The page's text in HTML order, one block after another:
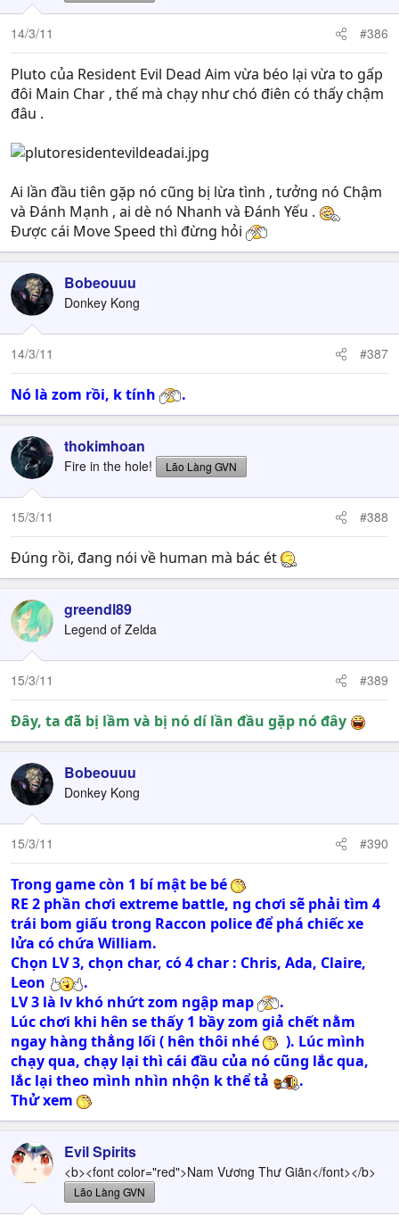
14/3/11 #386
Pluto của Resident Evil Dead Aim vừa béo lại vừa to gấp
đôi Main Char , thế mà chạy như chó điên có thấy chậm
đâu .
Ai lần đầu tiên gặp nó cũng bị lừa tình , tưởng nó Chậm
và Đánh Mạnh , ai dè nó Nhanh và Đánh Yếu .
Được cái Move Speed thì đừng hỏi
Bobeouuu
Donkey Kong
14/3/11 #387
Nó là zom rồi, k tính .
thokimhoan
Fire in the hole! Lão Làng GVN
15/3/11 #388
Đúng rồi, đang nói về human mà bác ét
greendl89
Legend of Zelda
15/3/11 #389
Đây, ta đã bị lầm và bị nó dí lần đầu gặp nó đây
Bobeouuu
Donkey Kong
15/3/11 #390
Trong game còn 1 bí mật be bé
RE 2 phần chơi extreme battle, ng chơi sẽ phải tìm 4
trái bom giấu trong Raccon police để phá chiếc xe
lửa có chứa William.
Chọn LV 3, chọn char, có 4 char : Chris, Ada, Claire,
Leon
.
LV 3 là lv khó nhứt zom ngập map
.
Lúc chơi khi hên se thấy 1 bầy zom giả chết nằm
ngay hàng thẳng lối ( hên thôi nhé
). Lúc mình
chạy qua, chạy lại thì cái đầu của nó cũng lắc qua,
lắc lại theo mình nhìn nhộn k thể tả
.
Thử xem
Evil Spirits
<b><font color="red">Nam Vương Thư Giãn</font></b>
Lão Làng GVN